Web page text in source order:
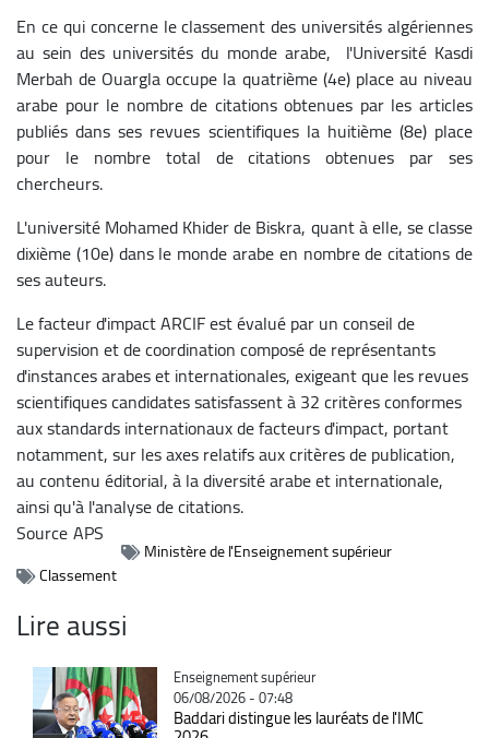
En ce qui concerne le classement des universités algériennes
au sein des universités du monde arabe, l'Université Kasdi
Merbah de Ouargla occupe la quatrième (4e) place au niveau
arabe pour le nombre de citations obtenues par les articles
publiés dans ses revues scientifiques la huitième (8e) place
pour le nombre total de citations obtenues par ses
chercheurs.
L'université Mohamed Khider de Biskra, quant à elle, se classe
dixième (10e) dans le monde arabe en nombre de citations de
ses auteurs.
Le facteur d'impact ARCIF est évalué par un conseil de
supervision et de coordination composé de représentants
d'instances arabes et internationales, exigeant que les revues
scientifiques candidates satisfassent à 32 critères conformes
aux standards internationaux de facteurs d'impact, portant
notamment, sur les axes relatifs aux critères de publication,
au contenu éditorial, à la diversité arabe et internationale,
ainsi qu'à l'analyse de citations.
SourceAPS
Ministère de l'Enseignement supérieur
Classement
Lire aussi
Catégorie
Enseignement supérieur
06/08/2026 - 07:48
Baddari distingue les lauréats de l'IMC